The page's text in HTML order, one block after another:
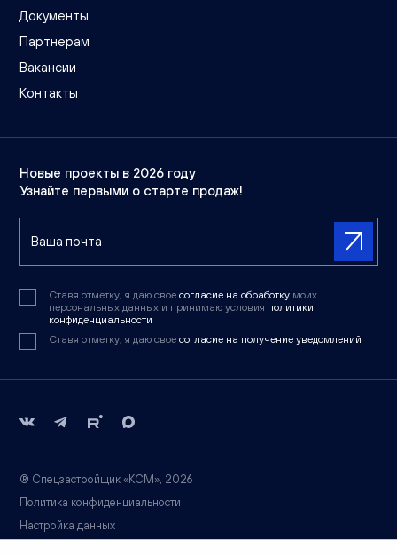
Документы
Партнерам
Вакансии
Контакты
Новые проекты в 2026 году
Узнайте первыми о старте продаж!
Ставя отметку, я даю свое согласие на обработку моих
персональных данных и принимаю условия политики
конфиденциальности
Ставя отметку, я даю свое согласие на получение уведомлений
® Спецзастройщик «КСМ», 2026
Политика конфиденциальности
Настройка данных